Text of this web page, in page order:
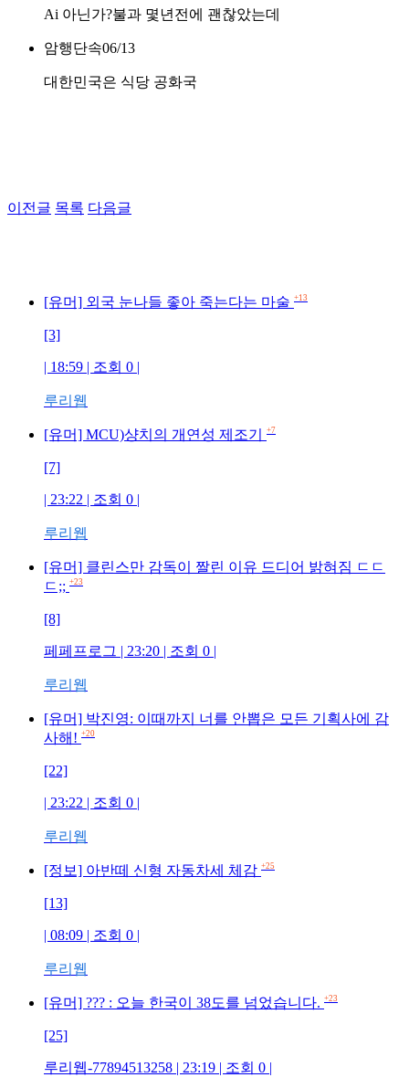
Ai 아닌가?불과 몇년전에 괜찮았는데
암행단속06/13
대한민국은 식당 공화국
이전글 목록 다음글
[유머] 외국 눈나들 좋아 죽는다는 마술 +13
[3]
| 18:59 | 조회 0 |
루리웹
[유머] MCU)샹치의 개연성 제조기 +7
[7]
| 23:22 | 조회 0 |
루리웹
[유머] 클린스만 감독이 짤린 이유 드디어 밝혀짐 ㄷㄷ
ㄷ;; +23
[8]
페페프로그 | 23:20 | 조회 0 |
루리웹
[유머] 박진영: 이때까지 너를 안뽑은 모든 기획사에 감
사해! +20
[22]
| 23:22 | 조회 0 |
루리웹
[정보] 아반떼 신형 자동차세 체감 +25
[13]
| 08:09 | 조회 0 |
루리웹
[유머] ??? : 오늘 한국이 38도를 넘었습니다. +23
[25]
루리웹-77894513258 | 23:19 | 조회 0 |